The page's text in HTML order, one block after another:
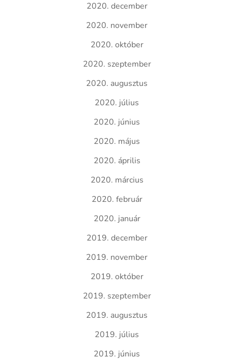
2020. december
2020. november
2020. október
2020. szeptember
2020. augusztus
2020. július
2020. június
2020. május
2020. április
2020. március
2020. február
2020. január
2019. december
2019. november
2019. október
2019. szeptember
2019. augusztus
2019. július
2019. június